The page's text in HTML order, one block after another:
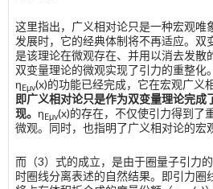
这里指出，广义相对论只是一种宏观唯
发展时，它的经典体制将不再适应。双
是该理论在微观存在、并用以消去发散
双变量理论的微观实现了引力的重整化
ηEμv(x)的功能已经完成，它在宏观广义
即广义相对论只是作为双变量理论完成
现。 ηEμv(x)的存在，不仅使引力得到了
微观。同时，也指明了广义相对论的宏
而（3）式的成立，是由于圈量子引力
时圈线分离表述的自然结果。即引力圈